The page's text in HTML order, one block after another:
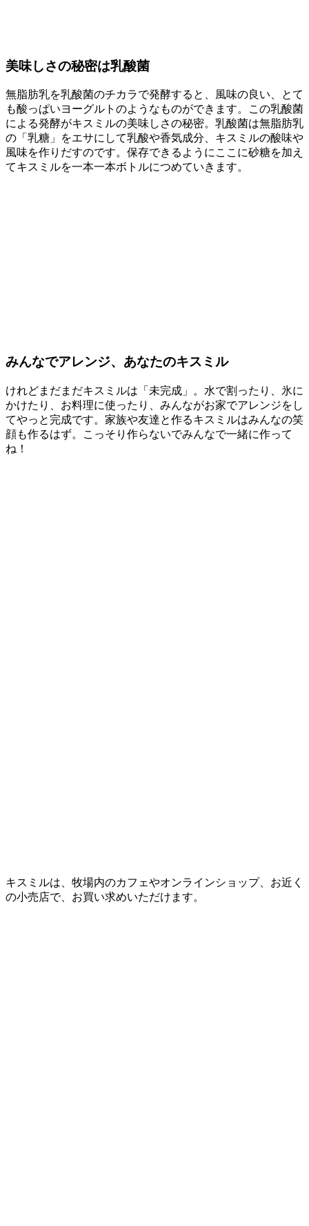
美味しさの秘密は乳酸菌
無脂肪乳を乳酸菌のチカラで発酵すると、風味の良い、とて
も酸っぱいヨーグルトのようなものができます。この乳酸菌
による発酵がキスミルの美味しさの秘密。乳酸菌は無脂肪乳
の「乳糖」をエサにして乳酸や香気成分、キスミルの酸味や
風味を作りだすのです。保存できるようにここに砂糖を加え
てキスミルを一本一本ボトルにつめていきます。
みんなでアレンジ、あなたのキスミル
けれどまだまだキスミルは「未完成」。水で割ったり、氷に
かけたり、お料理に使ったり、みんながお家でアレンジをし
てやっと完成です。家族や友達と作るキスミルはみんなの笑
顔も作るはず。こっそり作らないでみんなで一緒に作って
ね！
キスミルは、牧場内のカフェやオンラインショップ、お近く
の小売店で、お買い求めいただけます。